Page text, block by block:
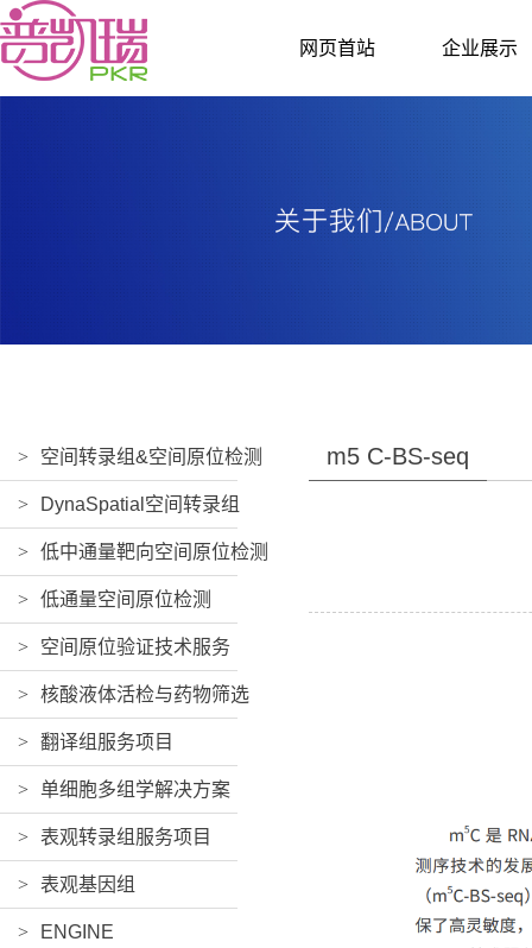
网页首站 企业展示
> 空间转录组&空间原位检测
> DynaSpatial空间转录组
> 低中通量靶向空间原位检测
> 低通量空间原位检测
> 空间原位验证技术服务
> 核酸液体活检与药物筛选
> 翻译组服务项目
> 单细胞多组学解决方案
> 表观转录组服务项目
> 表观基因组
> ENGINE
m5 C-BS-seq